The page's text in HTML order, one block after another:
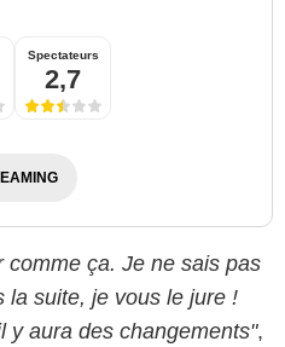
Spectateurs
2,7
comme ça. Je ne sais pas
la suite, je vous le jure !
y aura des changements",